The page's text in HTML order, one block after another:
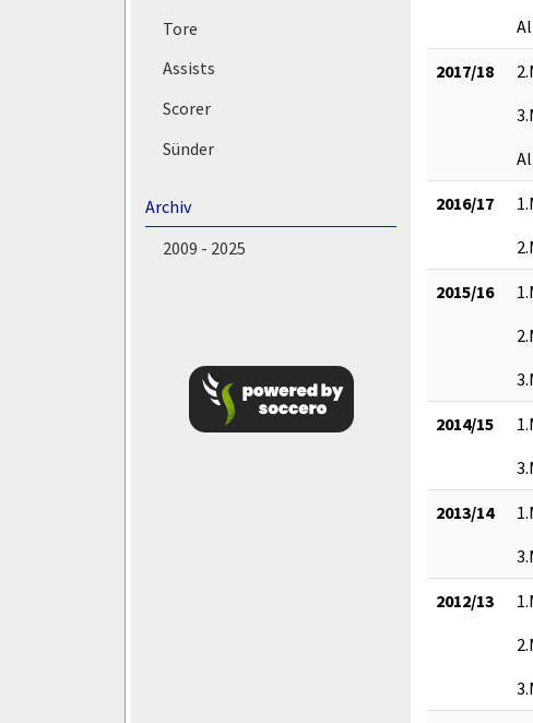
Tore
Assists
Scorer
Sünder
Archiv
2009 - 2025
2017/18
2016/17
2015/16
2014/15
2013/14
2012/13